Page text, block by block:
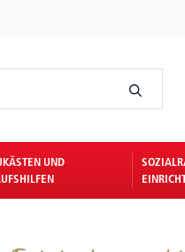
UND